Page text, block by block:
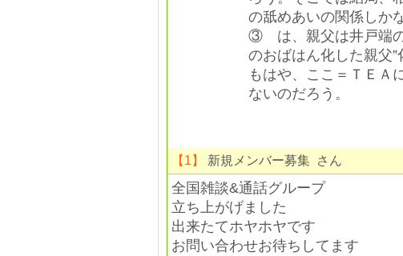
の舐めあいの関係しか
③ は、親父は井戸端の
のおばはん化した親父”
もはや、ここ＝ＴＥＡ
ないのだろう。
【1】 新規メンバー募集 さん
全国雑談&通話グループ
立ち上がげました
出来たてホヤホヤです
お問い合わせお待ちしてます